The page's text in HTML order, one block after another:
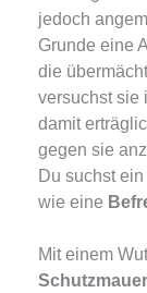
jedoch
Grunde eine
die
versuchst sie
damit
gegen sie
Du suchst ein
wie eine
Mit einem